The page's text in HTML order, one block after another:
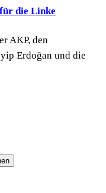
die Linke
AKP, den
Erdoğan und die